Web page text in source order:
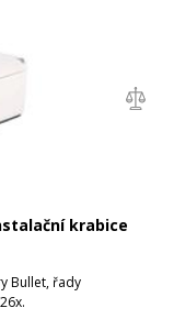
krabice
Bullet, řady